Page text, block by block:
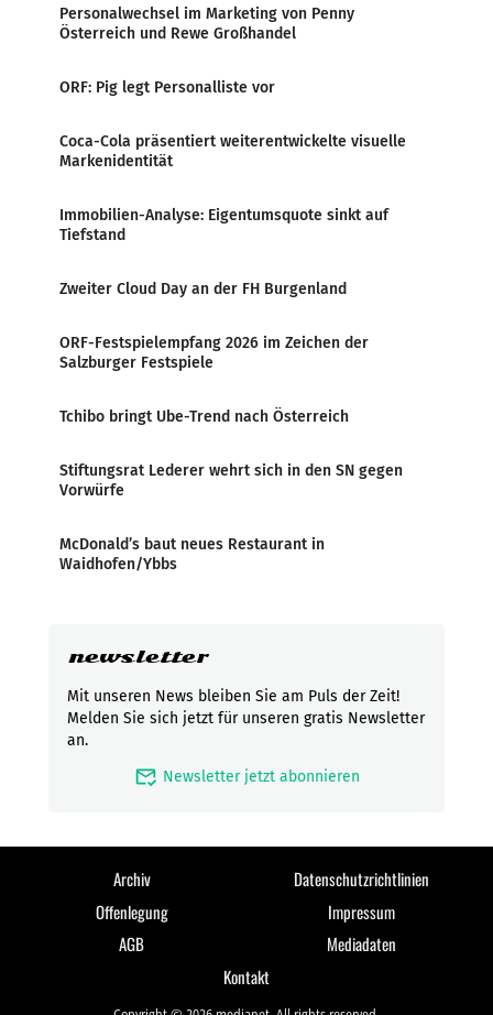
Personalwechsel im Marketing von Penny
Österreich und Rewe Großhandel
ORF: Pig legt Personalliste vor
Coca-Cola präsentiert weiterentwickelte visuelle
Markenidentität
Immobilien-Analyse: Eigentumsquote sinkt auf
Tiefstand
Zweiter Cloud Day an der FH Burgenland
ORF-Festspielempfang 2026 im Zeichen der
Salzburger Festspiele
Tchibo bringt Ube-Trend nach Österreich
Stiftungsrat Lederer wehrt sich in den SN gegen
Vorwürfe
McDonald’s baut neues Restaurant in
Waidhofen/Ybbs
newsletter
Mit unseren News bleiben Sie am Puls der Zeit!
Melden Sie sich jetzt für unseren gratis Newsletter
an.
mark_email_read Newsletter jetzt abonnieren
Archiv
Datenschutzrichtlinien
Offenlegung
Impressum
AGB
Mediadaten
Kontakt